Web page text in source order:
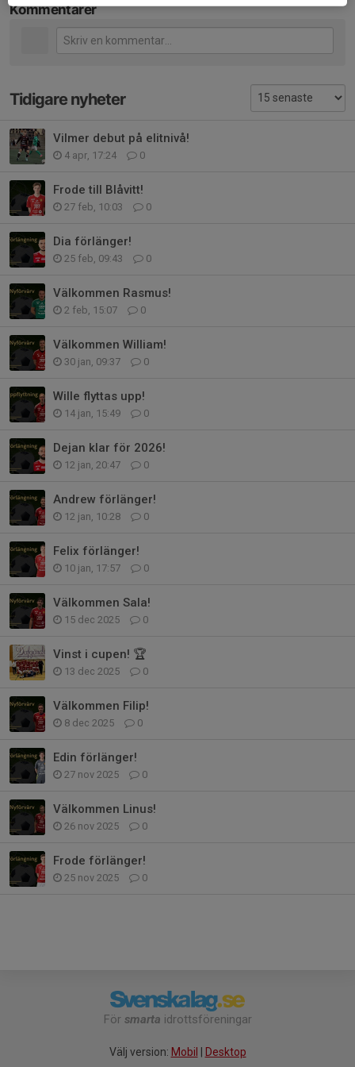
Kommentarer
Tidigare nyheter
Vilmer debut på elitnivå!
4 apr, 17:24 0
Frode till Blåvitt!
27 feb, 10:03 0
Dia förlänger!
25 feb, 09:43 0
Välkommen Rasmus!
2 feb, 15:07 0
Välkommen William!
30 jan, 09:37 0
Wille flyttas upp!
14 jan, 15:49 0
Dejan klar för 2026!
12 jan, 20:47 0
Andrew förlänger!
12 jan, 10:28 0
Felix förlänger!
10 jan, 17:57 0
Välkommen Sala!
15 dec 2025 0
Vinst i cupen! 🏆
13 dec 2025 0
Välkommen Filip!
8 dec 2025 0
Edin förlänger!
27 nov 2025 0
Välkommen Linus!
26 nov 2025 0
Frode förlänger!
25 nov 2025 0
För smarta idrottsföreningar
Välj version: Mobil | Desktop